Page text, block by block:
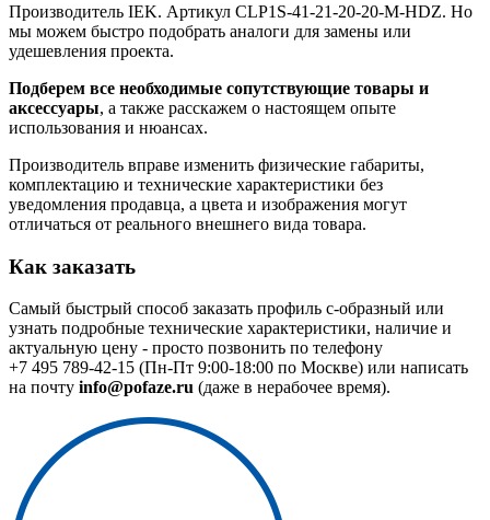
Производитель IEK. Артикул CLP1S-41-21-20-20-M-HDZ. Но
мы можем быстро подобрать аналоги для замены или
удешевления проекта.
Подберем все необходимые сопутствующие товары и
аксессуары, а также расскажем о настоящем опыте
использования и нюансах.
Производитель вправе изменить физические габариты,
комплектацию и технические характеристики без
уведомления продавца, а цвета и изображения могут
отличаться от реального внешнего вида товара.
Как заказать
Самый быстрый способ заказать профиль с-образный или
узнать подробные технические характеристики, наличие и
актуальную цену - просто позвонить по телефону
+7 495 789-42-15 (Пн-Пт 9:00-18:00 по Москве) или написать
на почту info@pofaze.ru (даже в нерабочее время).